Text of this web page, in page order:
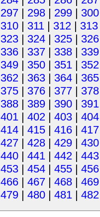
297 | 298 | 299 | 300
310 | 311 | 312 | 313
323 | 324 | 325 | 326
336 | 337 | 338 | 339
349 | 350 | 351 | 352
362 | 363 | 364 | 365
375 | 376 | 377 | 378
388 | 389 | 390 | 391
401 | 402 | 403 | 404
414 | 415 | 416 | 417
427 | 428 | 429 | 430
440 | 441 | 442 | 443
453 | 454 | 455 | 456
466 | 467 | 468 | 469
479 | 480 | 481 | 482